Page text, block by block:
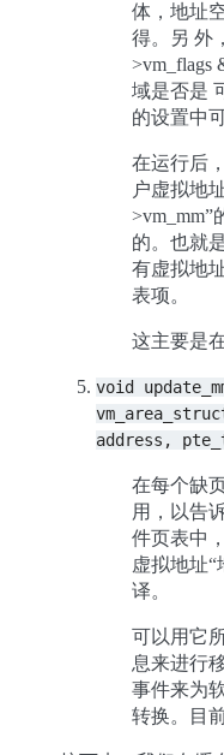
体，地址
得。另 外
>vm_flags
域是否是
的设置中
在运行后
户虚拟地
>vm_mm”
的。也就
有虚拟地址
表项。
这主要是
void
address,
在每个缺
用，以告
件页表中
虚拟地址
译。
可以用它
息来进行
事件来为
转换。目